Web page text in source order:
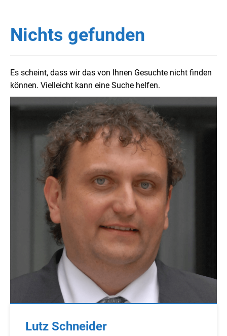
Nichts gefunden
Es scheint, dass wir das von Ihnen Gesuchte nicht finden
können. Vielleicht kann eine Suche helfen.
Lutz Schneider